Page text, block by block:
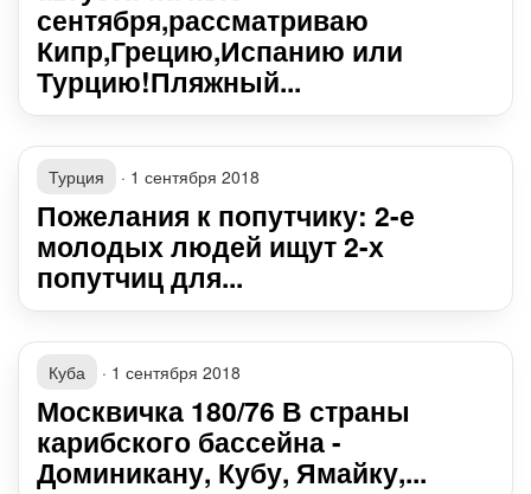
сентября,рассматриваю
Кипр,Грецию,Испанию или
Турцию!Пляжный...
Турция · 1 сентября 2018
Пожелания к попутчику: 2-е
молодых людей ищут 2-х
попутчиц для...
Куба · 1 сентября 2018
Москвичка 180/76 В страны
карибского бассейна -
Доминикану, Кубу, Ямайку,...